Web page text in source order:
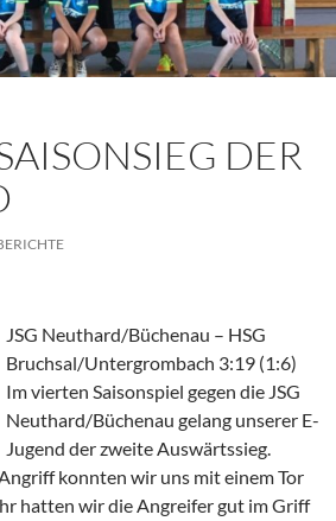
DER
JSG Neuthard/Büchenau – HSG
Bruchsal/Untergrombach 3:19 (1:6)
Im vierten Saisonspiel gegen die JSG
Neuthard/Büchenau gelang unserer E-
Jugend der zweite Auswärtssieg.
konnten wir uns mit einem Tor
hatten wir die Angreifer gut im Griff